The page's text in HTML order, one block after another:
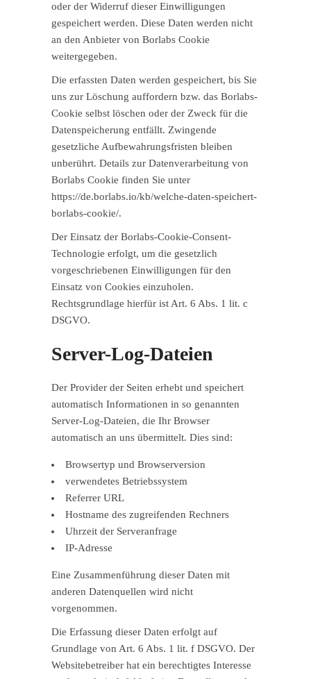
oder der Widerruf dieser Einwilligungen
gespeichert werden. Diese Daten werden nicht
an den Anbieter von Borlabs Cookie
weitergegeben.
Die erfassten Daten werden gespeichert, bis Sie
uns zur Löschung auffordern bzw. das Borlabs-
Cookie selbst löschen oder der Zweck für die
Datenspeicherung entfällt. Zwingende
gesetzliche Aufbewahrungsfristen bleiben
unberührt. Details zur Datenverarbeitung von
Borlabs Cookie finden Sie unter
https://de.borlabs.io/kb/welche-daten-speichert-
borlabs-cookie/.
Der Einsatz der Borlabs-Cookie-Consent-
Technologie erfolgt, um die gesetzlich
vorgeschriebenen Einwilligungen für den
Einsatz von Cookies einzuholen.
Rechtsgrundlage hierfür ist Art. 6 Abs. 1 lit. c
DSGVO.
Server-Log-Dateien
Der Provider der Seiten erhebt und speichert
automatisch Informationen in so genannten
Server-Log-Dateien, die Ihr Browser
automatisch an uns übermittelt. Dies sind:
Browsertyp und Browserversion
verwendetes Betriebssystem
Referrer URL
Hostname des zugreifenden Rechners
Uhrzeit der Serveranfrage
IP-Adresse
Eine Zusammenführung dieser Daten mit
anderen Datenquellen wird nicht
vorgenommen.
Die Erfassung dieser Daten erfolgt auf
Grundlage von Art. 6 Abs. 1 lit. f DSGVO. Der
Websitebetreiber hat ein berechtigtes Interesse